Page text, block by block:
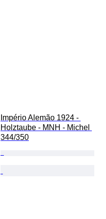
Império Alemão 1924 -
Holztaube - MNH - Michel
344/350